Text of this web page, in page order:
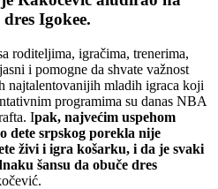
Igokee.
roditeljima, igračima, trenerima,
i pomogne da shvate važnost
najtalentovanijih mladih igraca koji
programima su danas NBA
Ipak, najvećim uspehom
dete srpskog porekla nije
živi i igra košarku, i da je svaki
šansu da obuče dres